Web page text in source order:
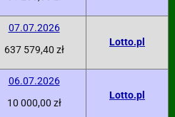
07.07.2026
637 579,40 zł
Lotto.pl
06.07.2026
10 000,00 zł
Lotto.pl